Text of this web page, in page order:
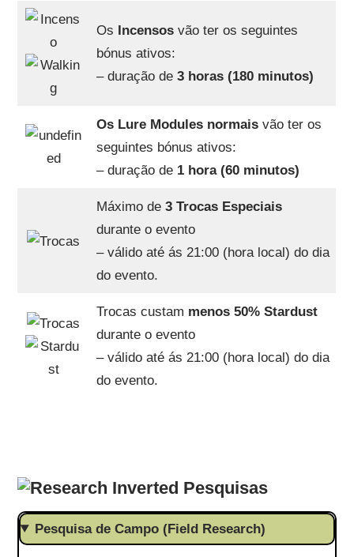
Os Incensosvão ter os seguintes
bónus ativos:
– duração de 3 horas (180 minutos)
Os Lure Modules normaisvão ter os
seguintes bónus ativos:
– duração de 1 hora (60 minutos)
Máximo de 3 Trocas Especiais
durante o evento
– válido até ás 21:00 (hora local) do dia
do evento.
Trocas custam menos 50% Stardust
durante o evento
– válido até ás 21:00 (hora local) do dia
do evento.
Pesquisas
Pesquisa de Campo (Field Research)